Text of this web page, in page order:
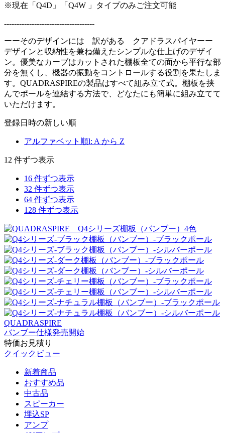
※現在「Q4D」「Q4W 」タイプのみご注文可能
------------------------------------
ーーそのデザインには 訳がある クアドラスパイヤーー
デザインと収納性を兼ね備えたシンプルな仕上げのデザイ
ン。優美なカーブはカットされた棚板全ての面から平行な部
分を無くし、機器の振動をコントロールする役割を果たしま
す。QUADRASPIREの製品はすべて組み立て式。棚板を挟
んでポールを連結する方法で、どなたにも簡単に組み立てて
いただけます。
登録日時の新しい順
アルファベット順l: A から Z
12 件ずつ表示
16 件ずつ表示
32 件ずつ表示
64 件ずつ表示
128 件ずつ表示
QUADRASPIRE
バンブー仕様発売開始
特価お見積り
クイックビュー
新着商品
おすすめ品
中古品
スピーカー
埋込SP
アンプ